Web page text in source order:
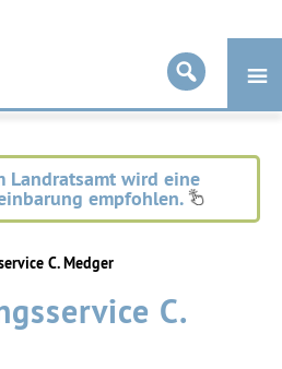
Landratsamt wird eine
empfohlen.
C. Medger
C.